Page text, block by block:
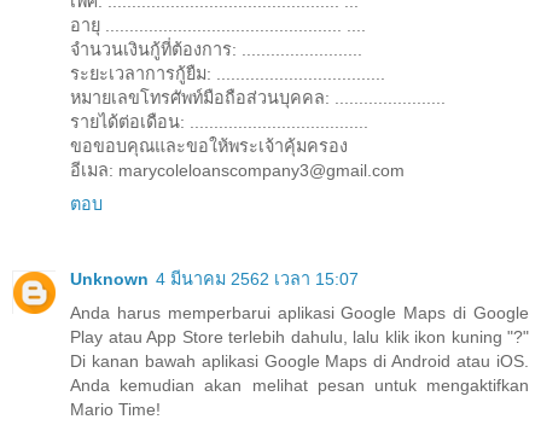
อายุ ................................................. ....
จำนวนเงินกู้ที่ต้องการ: .........................
ระยะเวลาการกู้ยืม: ...................................
หมายเลขโทรศัพท์มือถือส่วนบุคคล: .......................
รายได้ต่อเดือน: .....................................
ขอขอบคุณและขอให้พระเจ้าคุ้มครอง
อีเมล: marycoleloanscompany3@gmail.com
ตอบ
Unknown 4 มีนาคม 2562 เวลา 15:07
Anda harus memperbarui aplikasi Google Maps di Google
Play atau App Store terlebih dahulu, lalu klik ikon kuning "?"
Di kanan bawah aplikasi Google Maps di Android atau iOS.
Anda kemudian akan melihat pesan untuk mengaktifkan
Mario Time!